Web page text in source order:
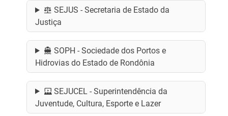
SEJUS - Secretaria de Estado da
Justiça
SOPH - Sociedade dos Portos e
Hidrovias do Estado de Rondônia
SEJUCEL - Superintendência da
Juventude, Cultura, Esporte e Lazer